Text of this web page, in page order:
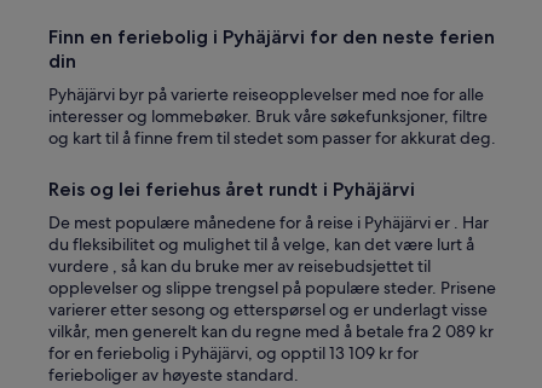
Finn en feriebolig i Pyhäjärvi for den neste ferien
din
Pyhäjärvi byr på varierte reiseopplevelser med noe for alle
interesser og lommebøker. Bruk våre søkefunksjoner, filtre
og kart til å finne frem til stedet som passer for akkurat deg.
Reis og lei feriehus året rundt i Pyhäjärvi
De mest populære månedene for å reise i Pyhäjärvi er . Har
du fleksibilitet og mulighet til å velge, kan det være lurt å
vurdere , så kan du bruke mer av reisebudsjettet til
opplevelser og slippe trengsel på populære steder. Prisene
varierer etter sesong og etterspørsel og er underlagt visse
vilkår, men generelt kan du regne med å betale fra 2 089 kr
for en feriebolig i Pyhäjärvi, og opptil 13 109 kr for
ferieboliger av høyeste standard.